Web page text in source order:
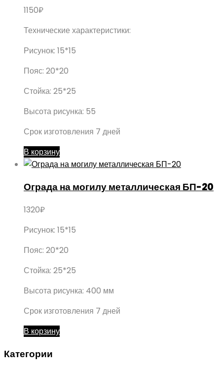
1150₽
Технические характеристики:
Рисунок: 15*15
Пояс: 20*20
Стойка: 25*25
Высота рисунка: 55
Срок изготовления 7 дней
В корзину
Ограда на могилу металлическая БП-20
1320₽
Рисунок: 15*15
Пояс: 20*20
Стойка: 25*25
Высота рисунка: 400 мм
Срок изготовления 7 дней
В корзину
Категории